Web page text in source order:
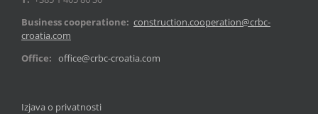
Business cooperatione: construction.cooperation@crbc-
croatia.com
Office: office@crbc-croatia.com
Izjava o privatnosti